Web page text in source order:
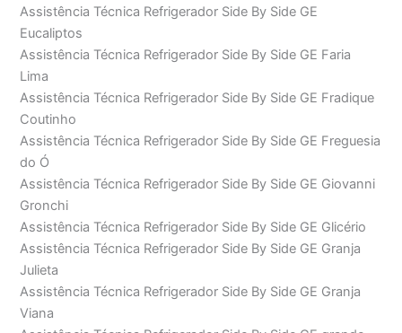
Assistência Técnica Refrigerador Side By Side GE
Eucaliptos
Assistência Técnica Refrigerador Side By Side GE Faria
Lima
Assistência Técnica Refrigerador Side By Side GE Fradique
Coutinho
Assistência Técnica Refrigerador Side By Side GE Freguesia
do Ó
Assistência Técnica Refrigerador Side By Side GE Giovanni
Gronchi
Assistência Técnica Refrigerador Side By Side GE Glicério
Assistência Técnica Refrigerador Side By Side GE Granja
Julieta
Assistência Técnica Refrigerador Side By Side GE Granja
Viana